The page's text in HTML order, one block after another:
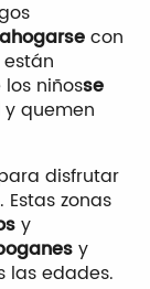
con
niñosse
y quemen
disfrutar
zonas
y
y
las edades.